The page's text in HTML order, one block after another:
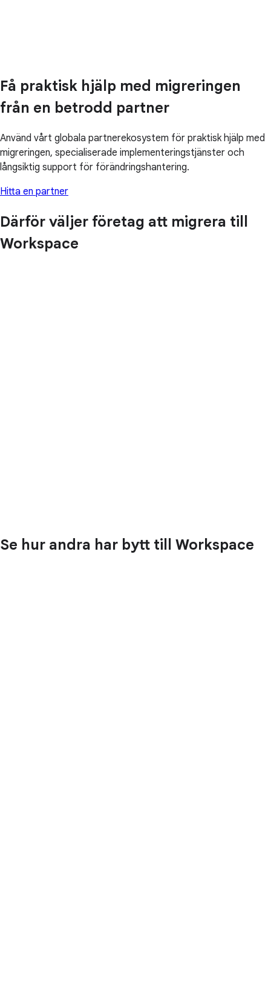
Få praktisk hjälp med migreringen
från en betrodd partner
Använd vårt globala partnerekosystem för praktisk hjälp med
migreringen, specialiserade implementeringstjänster och
långsiktig support för förändringshantering.
Hitta en partner
Därför väljer företag att migrera till
Workspace
Se hur andra har bytt till Workspace